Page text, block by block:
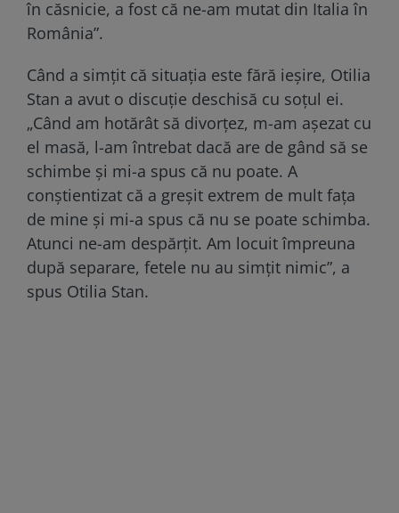
în căsnicie, a fost că ne-am mutat din Italia în
România”.
Când a simţit că situaţia este fără ieşire, Otilia
Stan a avut o discuție deschisă cu soțul ei.
„Când am hotărât să divorțez, m-am așezat cu
el masă, l-am întrebat dacă are de gând să se
schimbe și mi-a spus că nu poate. A
conștientizat că a greșit extrem de mult fața
de mine și mi-a spus că nu se poate schimba.
Atunci ne-am despărțit. Am locuit împreuna
după separare, fetele nu au simțit nimic”, a
spus Otilia Stan.